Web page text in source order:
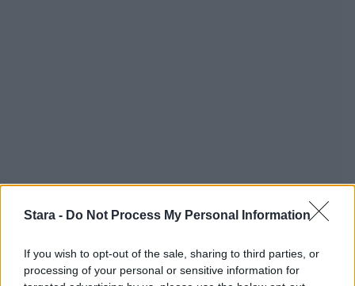
Stara - Do Not Process My Personal Information
If you wish to opt-out of the sale, sharing to third parties, or
processing of your personal or sensitive information for